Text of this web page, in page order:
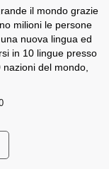
il mondo grazie
milioni le persone
nuova lingua ed
in 10 lingue presso
del mondo,